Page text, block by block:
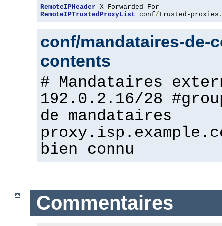
RemoteIPHeader
RemoteIPTrustedProxyList conf/trusted-proxies .
conf/mandataires-de-
contents
# Mandataires
192.0.2.16/28
de mandataires
bien connu
Commentaires